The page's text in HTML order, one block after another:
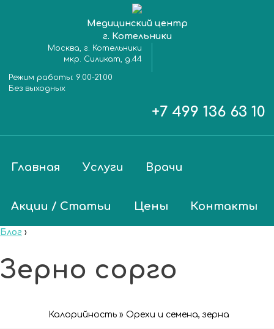
Медицинский центр
г. Котельники
Москва, г. Котельники
мкр. Силикат, д.44
Режим работы: 9:00-21:00
Без выходных
+7 499 136 63 10
Главная Услуги Врачи
Акции / Статьи Цены Контакты
Блог ›
Зерно сорго
Калорийность » Орехи и семена, зерна